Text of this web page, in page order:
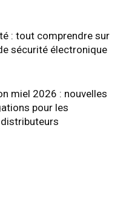
: tout comprendre sur
sécurité électronique
miel 2026 : nouvelles
pour les